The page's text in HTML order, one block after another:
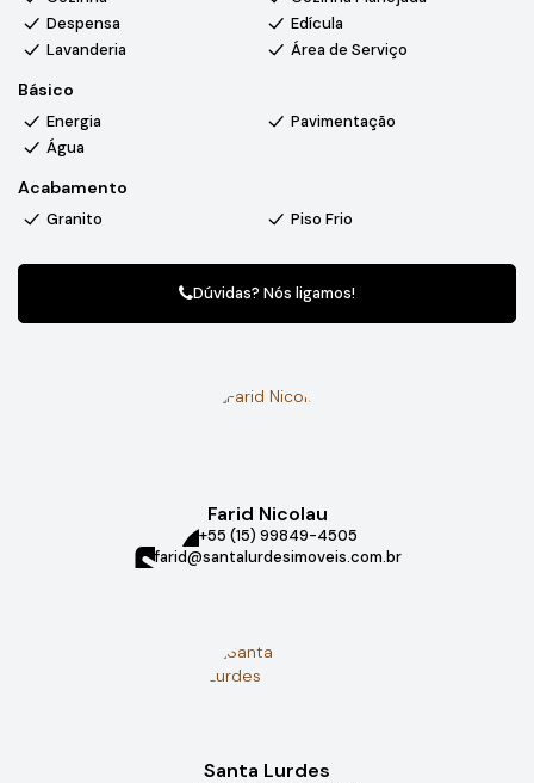
Despensa
Edícula
Lavanderia
Área de Serviço
Básico
Energia
Pavimentação
Água
Acabamento
Granito Piso Frio
Dúvidas? Nós ligamos!
Farid Nicolau
+55 (15) 99849-4505
farid@santalurdesimoveis.com.br
Santa Lurdes